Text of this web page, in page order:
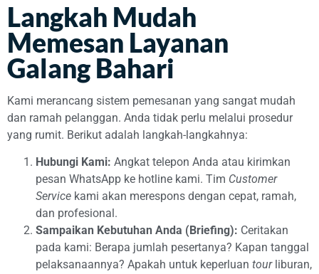
Langkah Mudah
Memesan Layanan
Galang Bahari
Kami merancang sistem pemesanan yang sangat mudah
dan ramah pelanggan. Anda tidak perlu melalui prosedur
yang rumit. Berikut adalah langkah-langkahnya:
Hubungi Kami: Angkat telepon Anda atau kirimkan
pesan WhatsApp ke hotline kami. Tim Customer
Service kami akan merespons dengan cepat, ramah,
dan profesional.
Sampaikan Kebutuhan Anda (Briefing): Ceritakan
pada kami: Berapa jumlah pesertanya? Kapan tanggal
pelaksanaannya? Apakah untuk keperluan tourliburan,